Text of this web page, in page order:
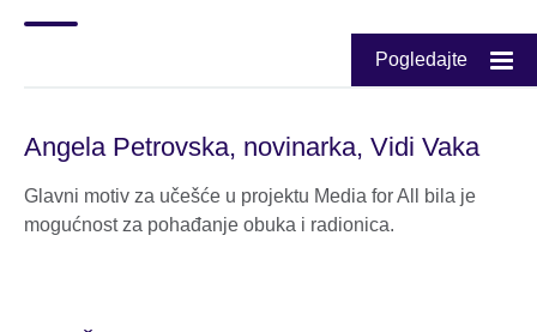
Pogledajte
Angela Petrovska, novinarka, Vidi Vaka
Glavni motiv za učešće u projektu Media for All bila je
mogućnost za pohađanje obuka i radionica.